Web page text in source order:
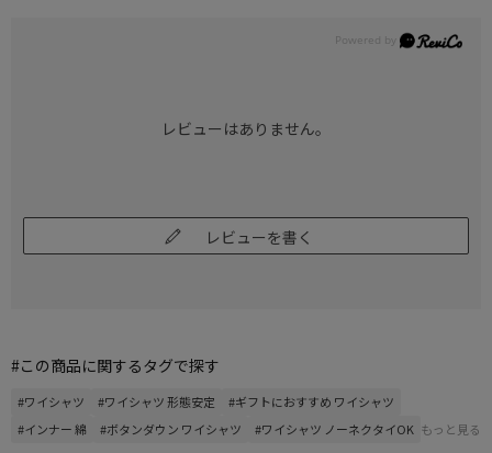
レビューはありません。
レビューを書く
#この商品に関するタグで探す
#ワイシャツ #ワイシャツ 形態安定
#ギフトにおすすめ ワイシャツ
#インナー 綿
#ボタンダウン ワイシャツ #ワイシャツ ノーネクタイOK もっと見る